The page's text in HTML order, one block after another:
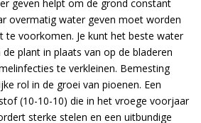
geven helpt om de grond constant
overmatig water geven moet worden
voorkomen. Je kunt het beste water
plant in plaats van op de bladeren
te verkleinen. Bemesting
rol in de groei van pioenen. Een
(10-10-10) die in het vroege voorjaar
sterke stelen en een uitbundige